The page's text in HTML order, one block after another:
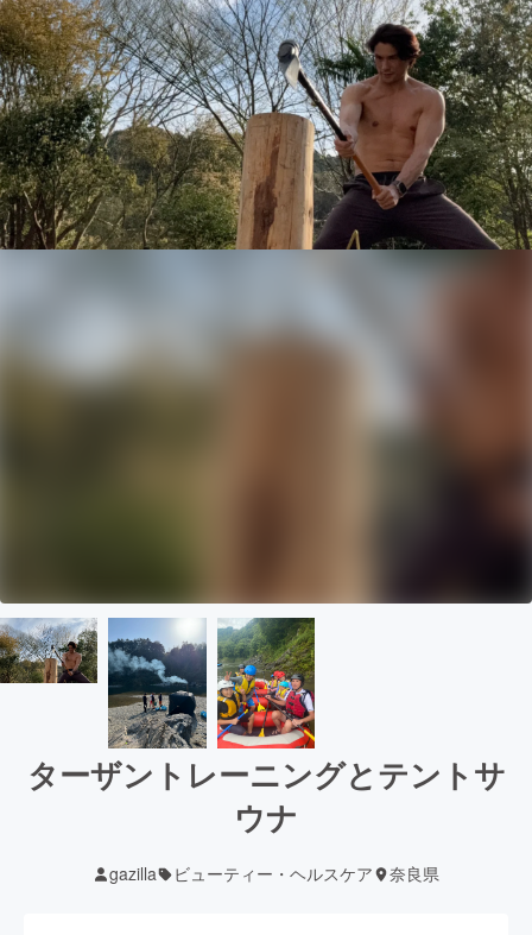
ターザントレーニングとテントサ
ウナ
gazilla ビューティー・ヘルスケア 奈良県